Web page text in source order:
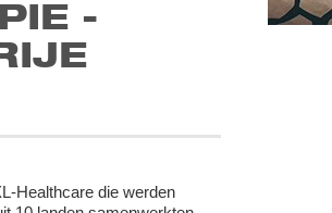
-
Healthcare die werden